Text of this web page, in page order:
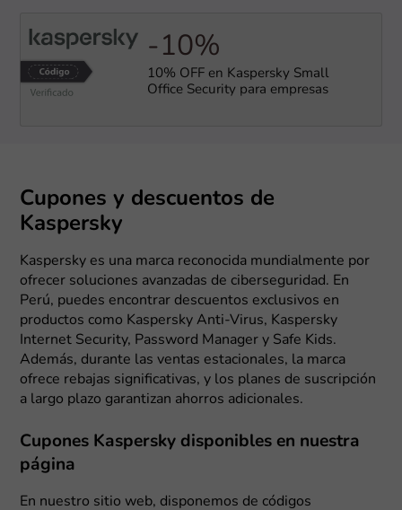
-10%
10% OFF en Kaspersky Small
Office Security para empresas
Cupones y descuentos de
Kaspersky
Kaspersky es una marca reconocida mundialmente por
ofrecer soluciones avanzadas de ciberseguridad. En
Perú, puedes encontrar descuentos exclusivos en
productos como Kaspersky Anti-Virus, Kaspersky
Internet Security, Password Manager y Safe Kids.
Además, durante las ventas estacionales, la marca
ofrece rebajas significativas, y los planes de suscripción
a largo plazo garantizan ahorros adicionales.
Cupones Kaspersky disponibles en nuestra
página
En nuestro sitio web, disponemos de códigos